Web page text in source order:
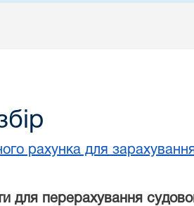
рахунка для
для перерахування